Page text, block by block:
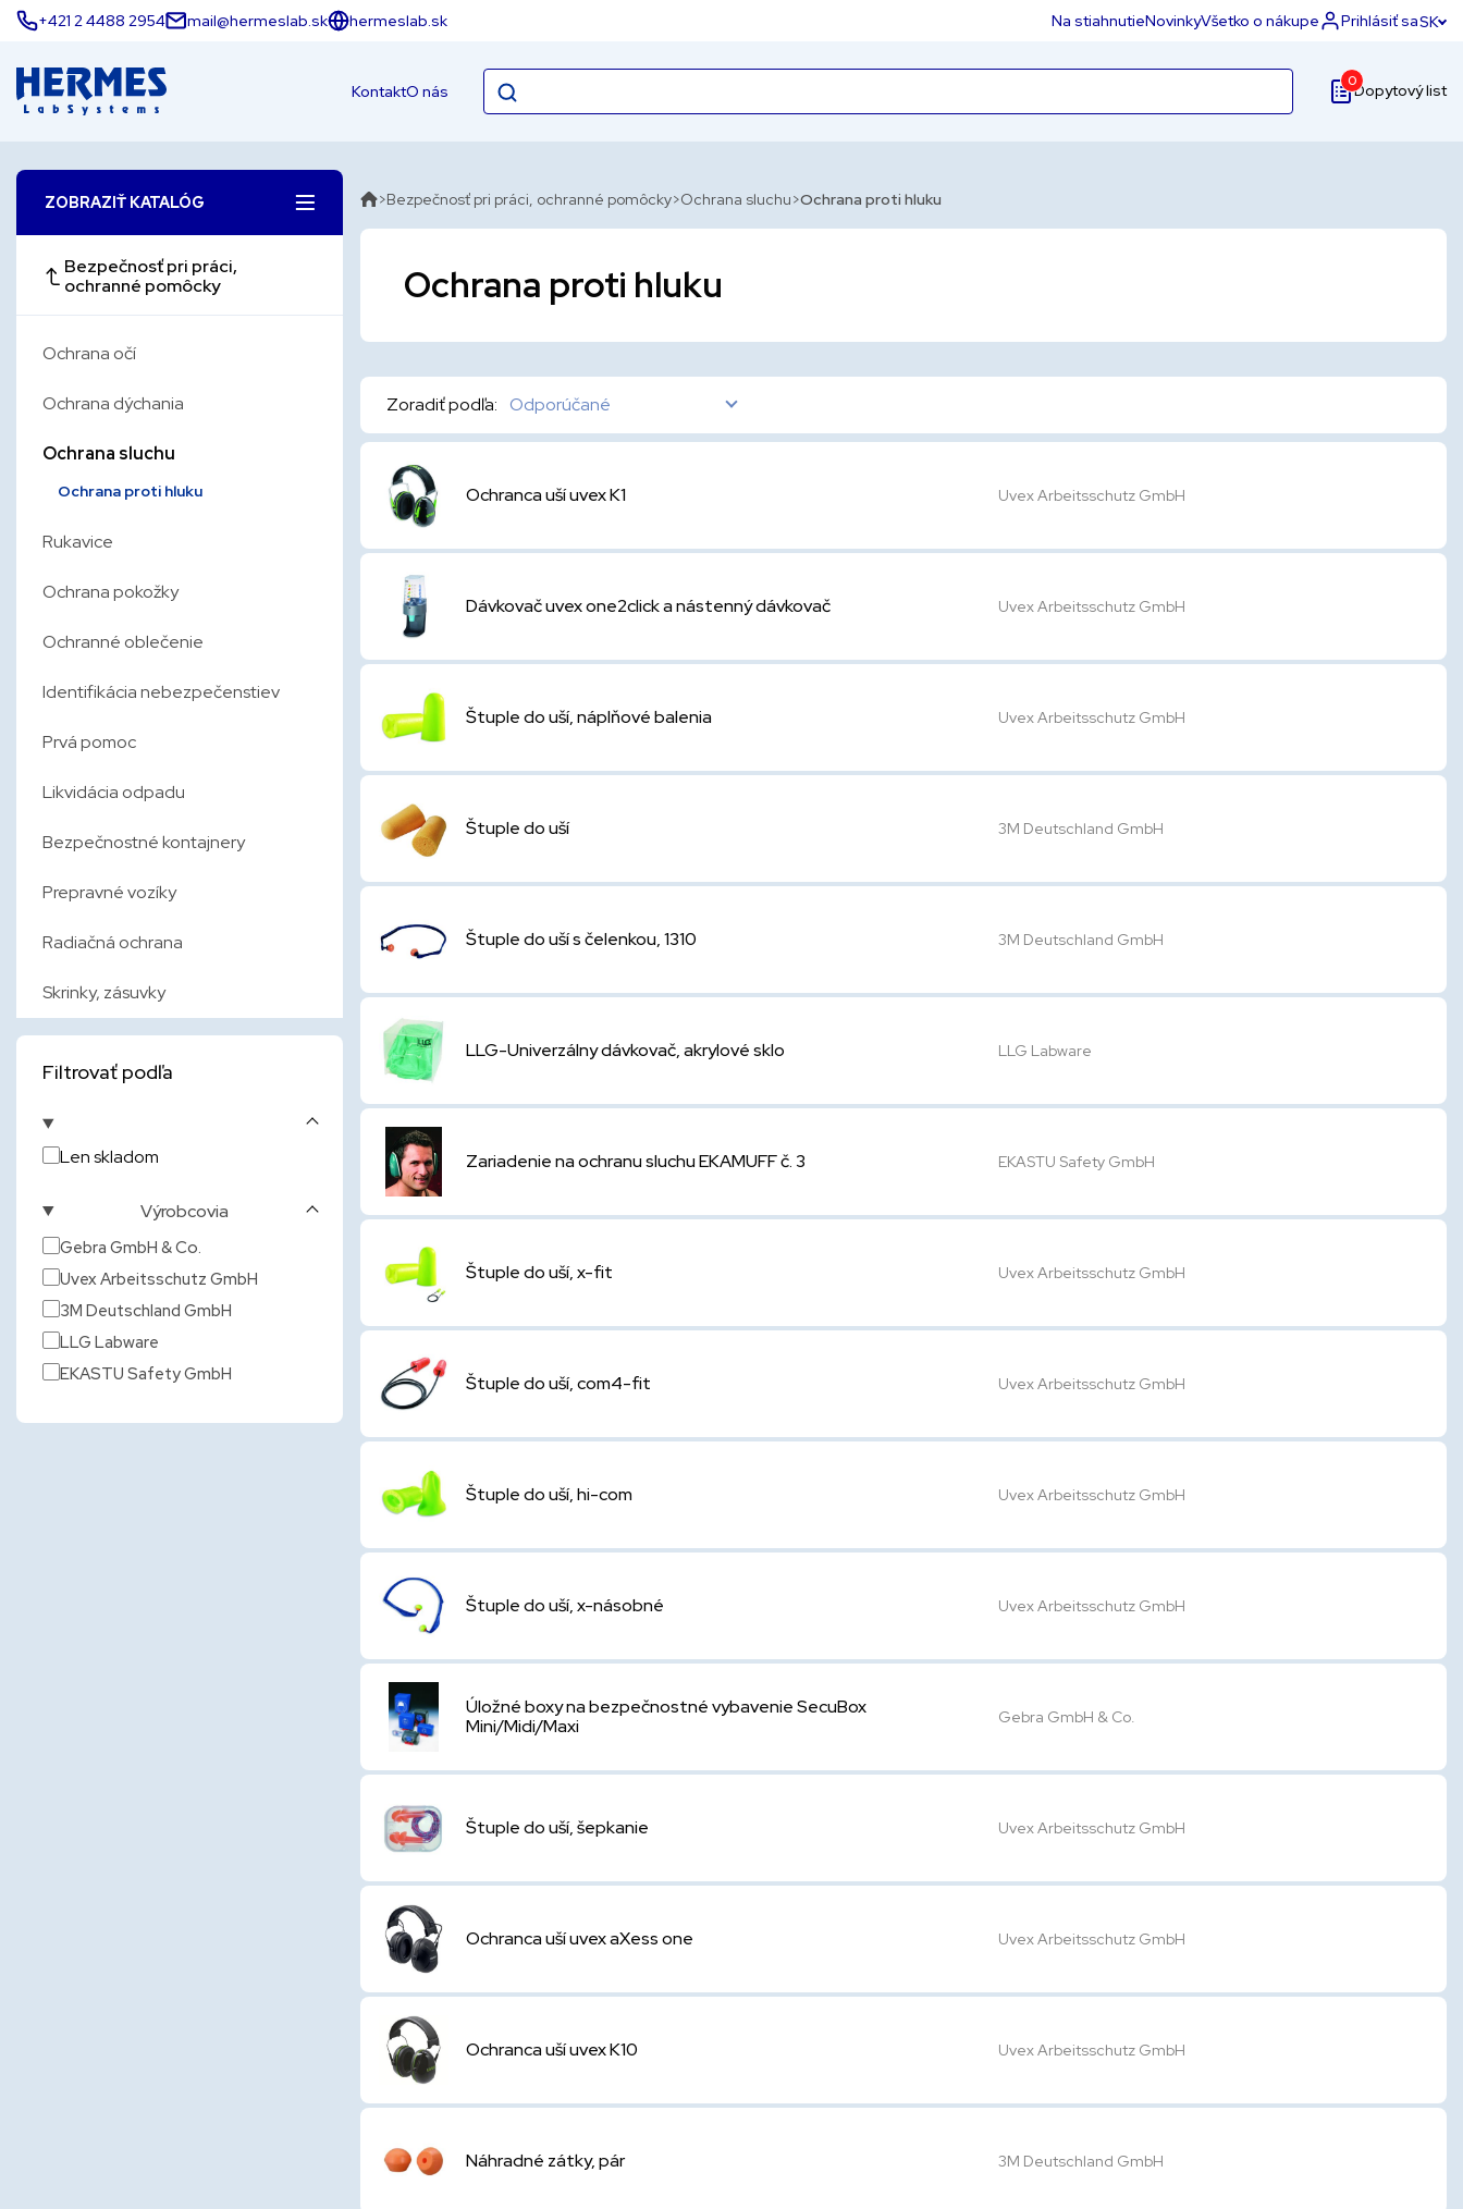
+421 2 4488 2954 mail@hermeslab.sk hermeslab.sk Na stiahnutieNovinkyVšetko o nákupe Prihlásiť saSK
KontaktO nás
0Dopytový list
ZOBRAZIŤ KATALÓG
Bezpečnosť pri práci,
ochranné pomôcky
Ochrana očí
Ochrana dýchania
Ochrana sluchu
Ochrana proti hluku
Rukavice
Ochrana pokožky
Ochranné oblečenie
Identifikácia nebezpečenstiev
Prvá pomoc
Likvidácia odpadu
Bezpečnostné kontajnery
Prepravné vozíky
Radiačná ochrana
Skrinky, zásuvky
Filtrovať podľa
Len skladom
Výrobcovia
Gebra GmbH & Co.
Uvex Arbeitsschutz GmbH
3M Deutschland GmbH
LLG Labware
EKASTU Safety GmbH
Bezpečnosť pri práci, ochranné pomôcky Ochrana sluchu Ochrana proti hluku
Ochrana proti hluku
Zoradiť podľa: Odporúčané
Ochranca uší uvex K1 Uvex Arbeitsschutz GmbH
Dávkovač uvex one2click a nástenný dávkovač Uvex Arbeitsschutz GmbH
Štuple do uší, náplňové balenia Uvex Arbeitsschutz GmbH
Štuple do uší 3M Deutschland GmbH
Štuple do uší s čelenkou, 1310 3M Deutschland GmbH
LLG-Univerzálny dávkovač, akrylové sklo LLG Labware
Zariadenie na ochranu sluchu EKAMUFF č. 3 EKASTU Safety GmbH
Štuple do uší, x-fit Uvex Arbeitsschutz GmbH
Štuple do uší, com4-fit Uvex Arbeitsschutz GmbH
Štuple do uší, hi-com Uvex Arbeitsschutz GmbH
Štuple do uší, x-násobné Uvex Arbeitsschutz GmbH
Úložné boxy na bezpečnostné vybavenie SecuBox
Mini/Midi/Maxi
Gebra GmbH & Co.
Štuple do uší, šepkanie Uvex Arbeitsschutz GmbH
Ochranca uší uvex aXess one Uvex Arbeitsschutz GmbH
Ochranca uší uvex K10 Uvex Arbeitsschutz GmbH
Náhradné zátky, pár 3M Deutschland GmbH